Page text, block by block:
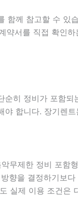
함께 참고할 수 있
약서를 직접 확인
히 정비가 포함
합니다. 장기
무제한 정비 포
을 결정하기보
실제 이용 조건은